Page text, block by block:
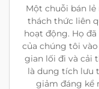
Một chuỗi bán
thách thức liên
hoạt động. Họ
của chúng tôi
gian lối đi và cải
là dung tích lưu
giảm đáng kể